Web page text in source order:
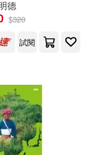
德
$320
試閱